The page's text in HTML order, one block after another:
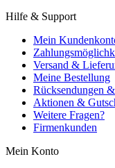
Hilfe & Support
Mein
Versand &
Meine Bestellung
Rücksendungen
Aktionen &
Weitere Fragen?
Firmenkunden
Mein Konto